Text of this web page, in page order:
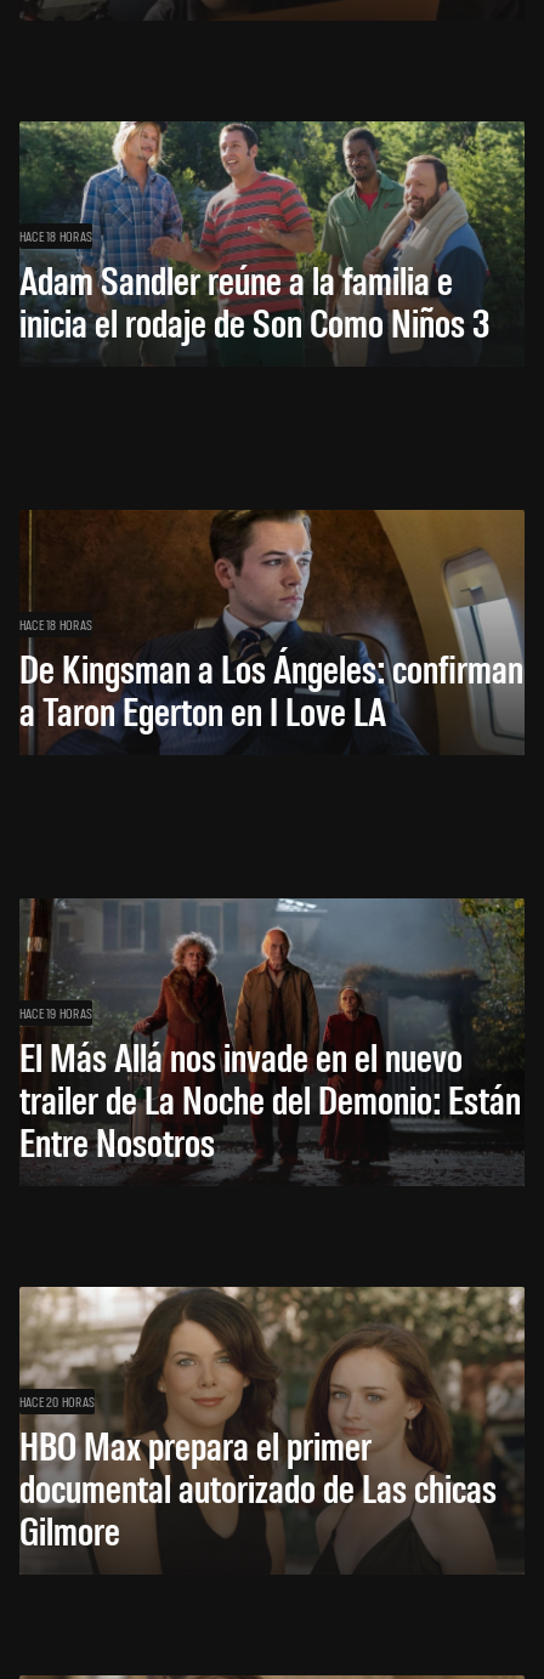
HACE 18 HORAS
Adam Sandler reúne a la familia e
inicia el rodaje de Son Como Niños 3
HACE 18 HORAS
De Kingsman a Los Ángeles: confirman
a Taron Egerton en I Love LA
HACE 19 HORAS
El Más Allá nos invade en el nuevo
trailer de La Noche del Demonio: Están
Entre Nosotros
HACE 20 HORAS
HBO Max prepara el primer
documental autorizado de Las chicas
Gilmore